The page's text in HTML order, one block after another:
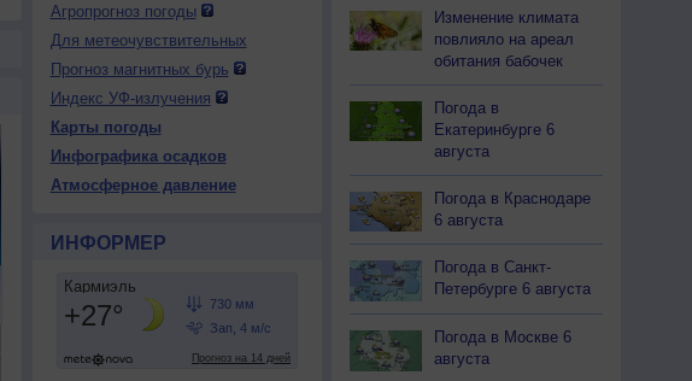
11 вт
День
12 ср
Ночь
730
+27
28
12 ср
День
+36
Ночь
+25
43
+34
33
+25
14 пт
730
+33
36
15 сб
Ночь
730
90
15 сб
729
+32
730
+23
Агропрогноз погоды
Для метеочувствительных
Прогноз магнитных бурь
Индекс УФ-излучения
Карты погоды
Инфографика осадков
Атмосферное давление
ИНФОРМЕР
Изменение климата
повлияло на ареал
обитания бабочек
Погода в
Екатеринбурге 6
августа
Погода в Краснодаре
6 августа
Погода в Санкт-
Петербурге 6 августа
Погода в Москве 6
августа